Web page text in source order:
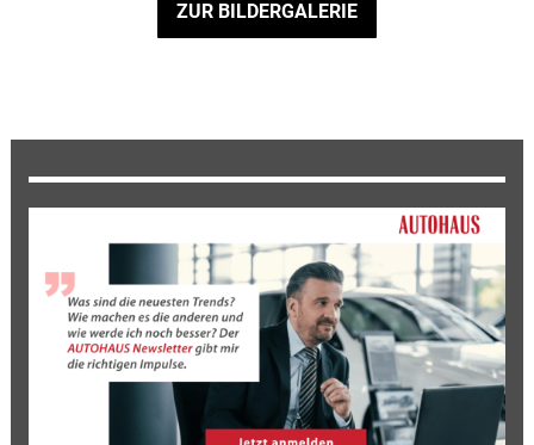
ZUR BILDERGALERIE